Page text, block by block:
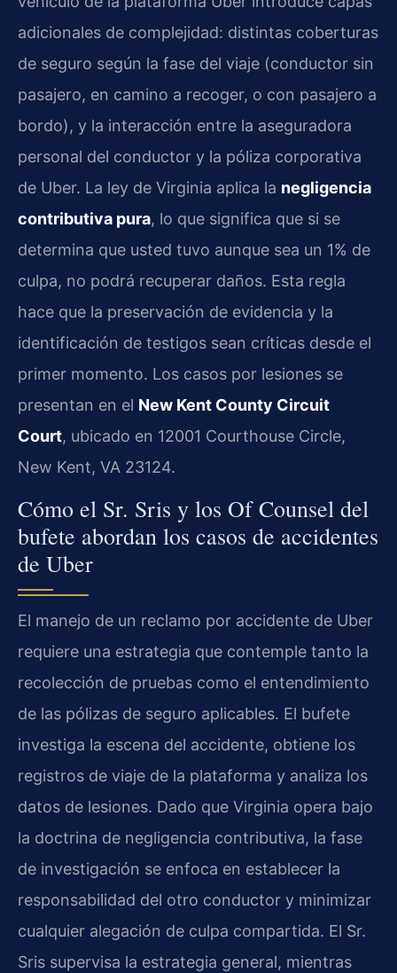
adicionales de complejidad: distintas coberturas
de seguro según la fase del viaje (conductor sin
pasajero, en camino a recoger, o con pasajero a
bordo), y la interacción entre la aseguradora
personal del conductor y la póliza corporativa
de Uber. La ley de Virginia aplica la negligencia
contributiva pura, lo que significa que si se
determina que usted tuvo aunque sea un 1% de
culpa, no podrá recuperar daños. Esta regla
hace que la preservación de evidencia y la
identificación de testigos sean críticas desde el
primer momento. Los casos por lesiones se
presentan en el New Kent County Circuit
Court, ubicado en 12001 Courthouse Circle,
New Kent, VA 23124.
Cómo el Sr. Sris y los Of Counsel del
bufete abordan los casos de accidentes
de Uber
El manejo de un reclamo por accidente de Uber
requiere una estrategia que contemple tanto la
recolección de pruebas como el entendimiento
de las pólizas de seguro aplicables. El bufete
investiga la escena del accidente, obtiene los
registros de viaje de la plataforma y analiza los
datos de lesiones. Dado que Virginia opera bajo
la doctrina de negligencia contributiva, la fase
de investigación se enfoca en establecer la
responsabilidad del otro conductor y minimizar
cualquier alegación de culpa compartida. El Sr.
Sris supervisa la estrategia general, mientras